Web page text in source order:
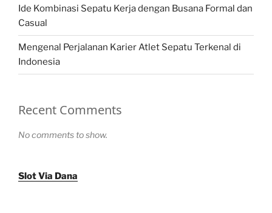
Ide Kombinasi Sepatu Kerja dengan Busana Formal dan
Casual
Mengenal Perjalanan Karier Atlet Sepatu Terkenal di
Indonesia
Recent Comments
No comments to show.
Slot Via Dana